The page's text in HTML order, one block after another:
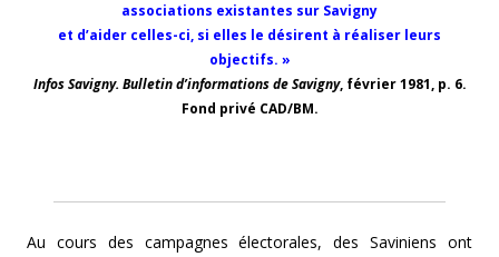
associations existantes sur Savigny
et d’aider celles-ci, si elles le désirent à réaliser leurs
objectifs. »
Infos Savigny. Bulletin d’informations de Savigny, février 1981, p. 6.
Fond privé CAD/BM.
Au cours des campagnes électorales, des Saviniens ont